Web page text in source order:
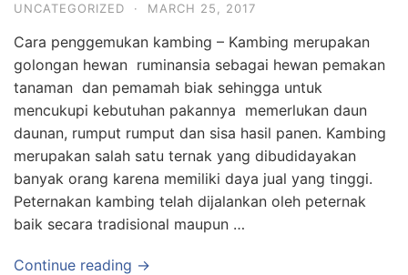
UNCATEGORIZED · MARCH 25, 2017
Cara penggemukan kambing – Kambing merupakan
golongan hewan ruminansia sebagai hewan pemakan
tanaman dan pemamah biak sehingga untuk
mencukupi kebutuhan pakannya memerlukan daun
daunan, rumput rumput dan sisa hasil panen. Kambing
merupakan salah satu ternak yang dibudidayakan
banyak orang karena memiliki daya jual yang tinggi.
Peternakan kambing telah dijalankan oleh peternak
baik secara tradisional maupun …
Continue reading →